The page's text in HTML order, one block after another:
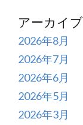
アーカイブ
2026年8月
2026年7月
2026年6月
2026年5月
2026年3月